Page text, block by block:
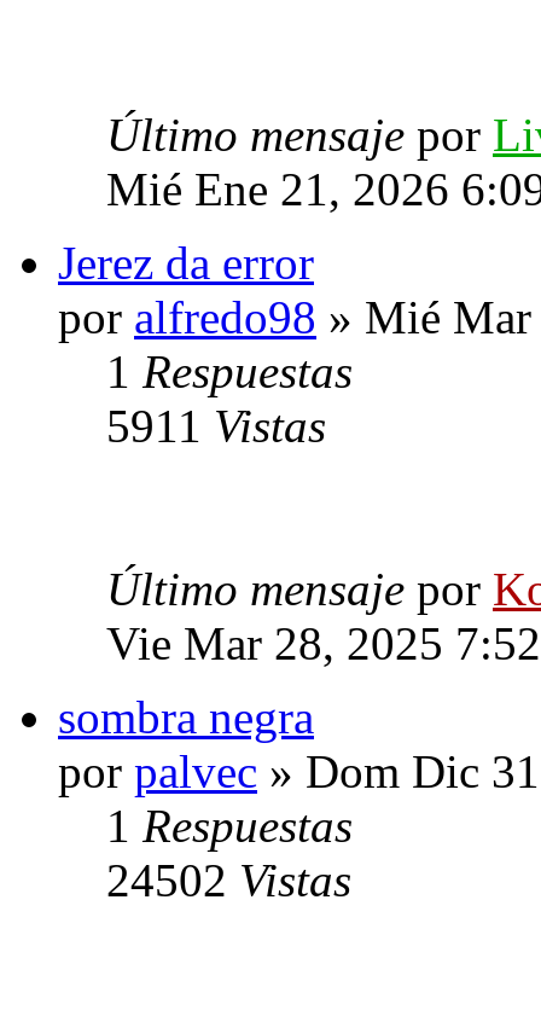
Último mensaje por
Mié Ene 21, 2026
Jerez da error
por alfredo98 » Mié Mar
1 Respuestas
5911 Vistas
Último mensaje por
Vie Mar 28, 2025
sombra negra
por palvec » Dom Dic
1 Respuestas
24502 Vistas